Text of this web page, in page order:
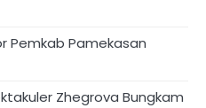
Pemkab Pamekasan
Zhegrova Bungkam